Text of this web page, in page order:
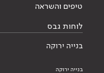
טיפים והשראה
לוחות גבס
בנייה ירוקה
בנייה ירוקה